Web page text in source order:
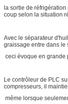
la sortie de
coup selon la situation
Avec le séparateur
graissage entre dans le
ceci évoque en grande
Le contrôleur de PLC
compresseurs, il
même lorsque